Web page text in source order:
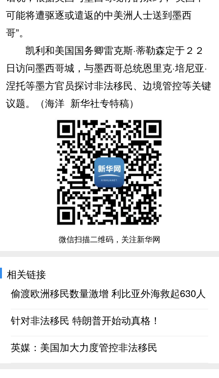
可能将遭驱逐或遣返的中美洲人士送到墨西
哥”。
凯利和美国国务卿雷克斯·蒂勒森定于２２
日访问墨西哥城，与墨西哥总统恩里克·培尼亚·
涅托等墨方官员探讨非法移民、边境管控等关键
议题。（海洋 新华社专特稿）
微信扫描二维码，关注新华网
相关链接
偷渡欧洲移民数量激增 利比亚外海救起630人
针对非法移民 特朗普开始动真格！
英媒：美国加大力度管控非法移民